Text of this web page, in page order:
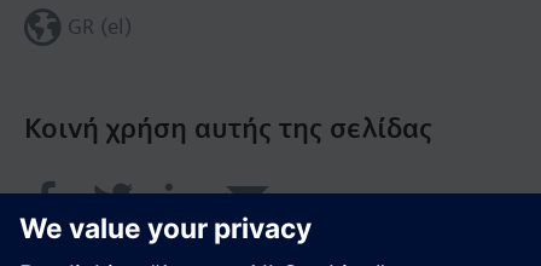
Κοινή χρήση αυτής της σελίδας
GR (el)